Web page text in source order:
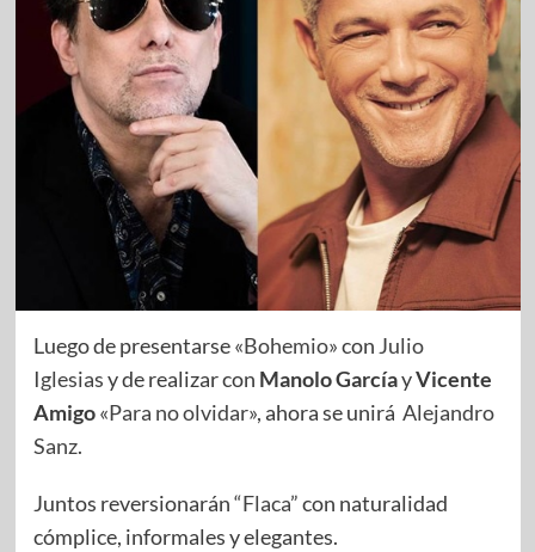
Luego de presentarse«Bohemio»con Julio
Iglesiasy de realizar con Manolo GarcíayVicente
Amigo «Para no olvidar», ahora se unirá Alejandro
Sanz.
Juntos reversionarán“Flaca”con naturalidad
cómplice, informales y elegantes.